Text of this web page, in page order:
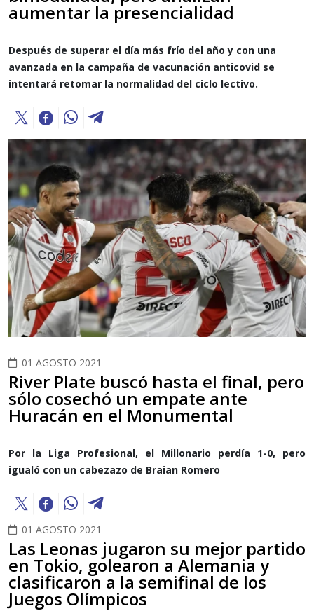
aumentar la presencialidad
Después de superar el día más frío del año y con una
avanzada en la campaña de vacunación anticovid se
intentará retomar la normalidad del ciclo lectivo.
01 AGOSTO 2021
River Plate buscó hasta el final, pero
sólo cosechó un empate ante
Huracán en el Monumental
Por la Liga Profesional, el Millonario perdía 1-0, pero
igualó con un cabezazo de Braian Romero
01 AGOSTO 2021
Las Leonas jugaron su mejor partido
en Tokio, golearon a Alemania y
clasificaron a la semifinal de los
Juegos Olímpicos